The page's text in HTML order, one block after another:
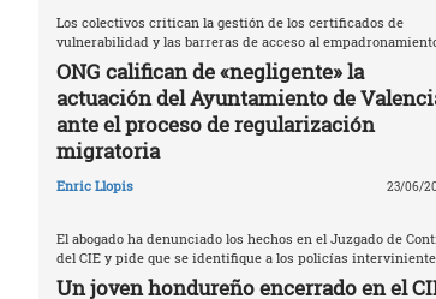
Los colectivos critican la gestión de los certificados de
vulnerabilidad y las barreras de acceso al
ONG califican de «negligente» la
actuación del Ayuntamiento de
ante el proceso de regularización
migratoria
Enric Llopis 23/06/
El abogado ha denunciado los hechos en el Juzgado de
del CIE y pide que se identifique a los policías
Un joven hondureño encerrado en el